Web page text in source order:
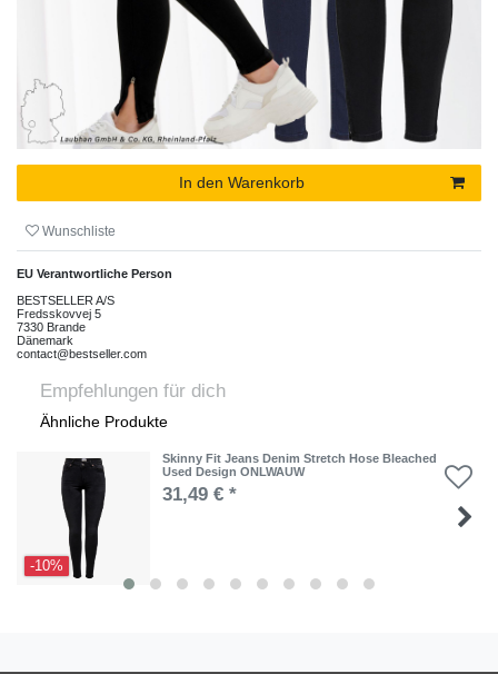
In den Warenkorb
Wunschliste
EU Verantwortliche Person
BESTSELLER A/S
Fredsskovvej 5
7330 Brande
Dänemark
contact@bestseller.com
Empfehlungen für dich
Ähnliche Produkte
-10%
Skinny Fit Jeans Denim Stretch Hose Bleached
Used Design ONLWAUW
31,49 € *